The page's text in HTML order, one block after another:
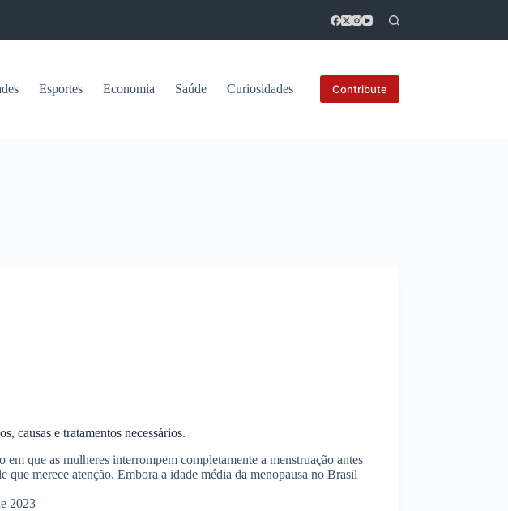
Esportes Economia Saúde Curiosidades Contribute
causas e tratamentos necessários.
em que as mulheres interrompem completamente a menstruação antes
que merece atenção. Embora a idade média da menopausa no Brasil
2023